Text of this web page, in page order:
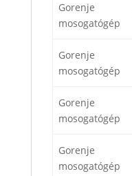
Gorenje
mosogatógép
Gorenje
mosogatógép
Gorenje
mosogatógép
Gorenje
mosogatógép